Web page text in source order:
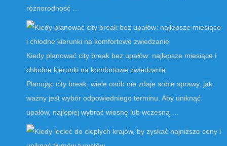
różnorodność …
Kiedy planować city break bez upałów: najlepsze miesiące i
chłodne kierunki na komfortowe zwiedzanie
Planując city break, wiele osób nie zdaje sobie sprawy, jak
ważny jest wybór odpowiedniego terminu. Aby uniknąć
upałów, najlepiej wybrać wiosnę lub wczesną …